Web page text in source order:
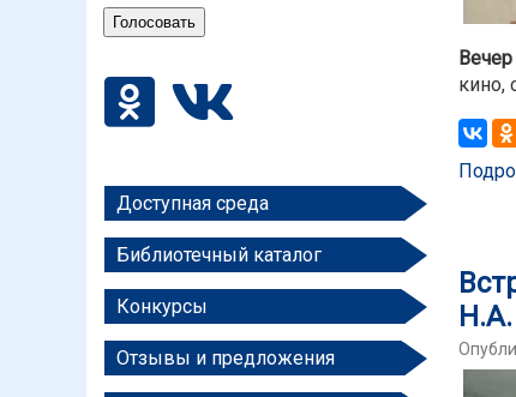
Доступная среда
Библиотечный каталог
Конкурсы
Отзывы и предложения
кино,